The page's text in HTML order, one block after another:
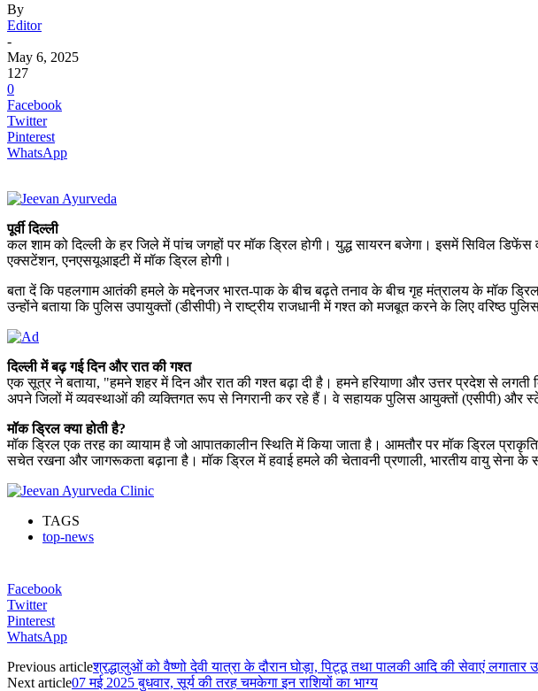
By
Editor
-
May 6, 2025
127
0
Facebook
Twitter
Pinterest
WhatsApp
पूर्वी दिल्ली
कल शाम को दिल्ली के हर जिले में पांच जगहों पर मॉक ड्रिल होगी। युद्ध सायरन बजेगा। इसमें सिविल डिफेंस
एक्सटेंशन, एनएसयूआइटी में मॉक ड्रिल होगी।
बता दें कि पहलगाम आतंकी हमले के मद्देनजर भारत-पाक के बीच बढ़ते तनाव के बीच गृह मंत्रालय के मॉक ड्रिल
उन्होंने बताया कि पुलिस उपायुक्तों (डीसीपी) ने राष्ट्रीय राजधानी में गश्त को मजबूत करने के लिए वरिष्ठ
दिल्ली में बढ़ गई दिन और रात की गश्त
एक सूत्र ने बताया, "हमने शहर में दिन और रात की गश्त बढ़ा दी है। हमने हरियाणा और उत्तर प्रदेश से लगती
अपने जिलों में व्यवस्थाओं की व्यक्तिगत रूप से निगरानी कर रहे हैं। वे सहायक पुलिस आयुक्तों (एसीपी)
मॉक ड्रिल क्या होती है?
मॉक ड्रिल एक तरह का व्यायाम है जो आपातकालीन स्थिति में किया जाता है। आमतौर पर मॉक ड्रिल
सचेत रखना और जागरूकता बढ़ाना है। मॉक ड्रिल में हवाई हमले की चेतावनी प्रणाली, भारतीय वायु सेना
TAGS
top-news
Facebook
Twitter
Pinterest
WhatsApp
Previous articleश्रद्धालुओं को वैष्णो देवी यात्रा के दौरान घोड़ा, पिट्ठू तथा पालकी आदि की सेवाएं लगातार
Next article07 मई 2025 बुधवार, सूर्य की तरह चमकेगा इन राशियों का भाग्य